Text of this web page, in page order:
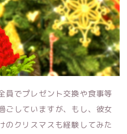
員でプレゼント交換や食事等
ごしていますが、もし、彼女
のクリスマスも経験してみた